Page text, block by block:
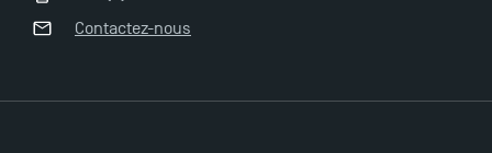
professionnelles en alternance à TSM !
Management pour 2025 : des opportunités encore
Contactez-nous